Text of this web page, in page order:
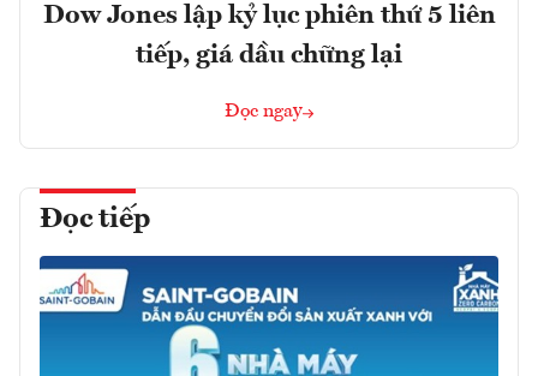
Dow Jones lập kỷ lục phiên thứ 5 liên
tiếp, giá dầu chững lại
Đọc ngay
Đọc tiếp